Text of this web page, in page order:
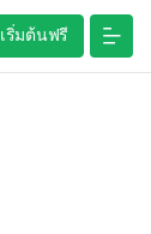
เริ่มต้นฟรี